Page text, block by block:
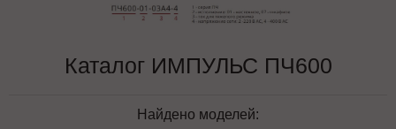
Каталог ИМПУЛЬС ПЧ600
Найдено моделей: